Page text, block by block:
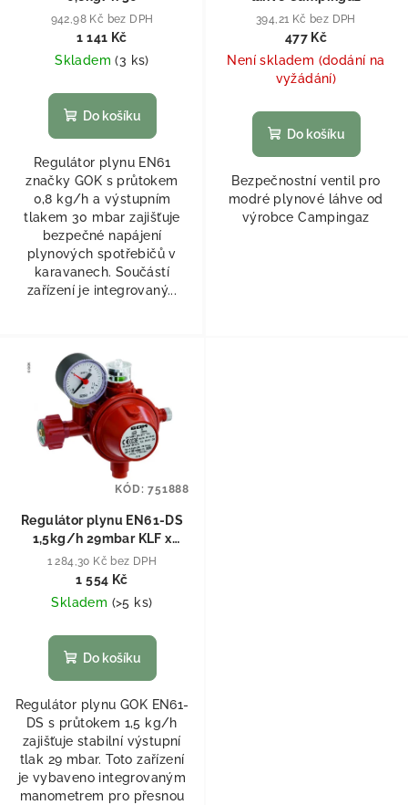
942,98 Kč bez DPH
1 141 Kč
Skladem(3 ks)
Do košíku
Regulátor plynu EN61
značky GOK s průtokem
0,8 kg/h a výstupním
tlakem 30 mbar zajišťuje
bezpečné napájení
plynových spotřebičů v
karavanech. Součástí
zařízení je integrovaný...
394,21 Kč bez DPH
477 Kč
Není skladem (dodání na
vyžádání)
Do košíku
Bezpečnostní ventil pro
modré plynové láhve od
výrobce Campingaz
Regulátor plynu EN61-DS
1,5kg/h 29mbar KLF x
G1/4LH-KN TAE UEDS Man
1 284,30 Kč bez DPH
1 554 Kč
Skladem (>5 ks)
Do košíku
Regulátor plynu GOK EN61-
DS s průtokem 1,5 kg/h
zajišťuje stabilní výstupní
tlak 29 mbar. Toto zařízení
je vybaveno integrovaným
manometrem pro přesnou
KÓD:751888